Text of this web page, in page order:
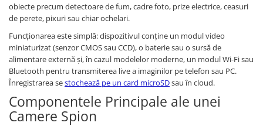
obiecte precum detectoare de fum, cadre foto, prize electrice, ceasuri
de perete, pixuri sau chiar ochelari.
Funcționarea este simplă: dispozitivul conține un modul video
miniaturizat (senzor CMOS sau CCD), o baterie sau o sursă de
alimentare externă și, în cazul modelelor moderne, un modul Wi-Fi sau
Bluetooth pentru transmiterea live a imaginilor pe telefon sau PC.
Înregistrarea sestochează pe un card microSDsau în cloud.
Componentele Principale ale unei
Camere Spion